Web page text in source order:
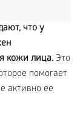
что у
кожи лица. Это
помогает
активно ее